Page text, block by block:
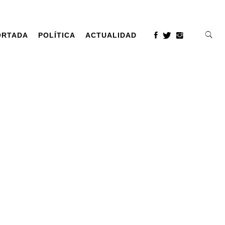
POLÍTICA ACTUALIDAD